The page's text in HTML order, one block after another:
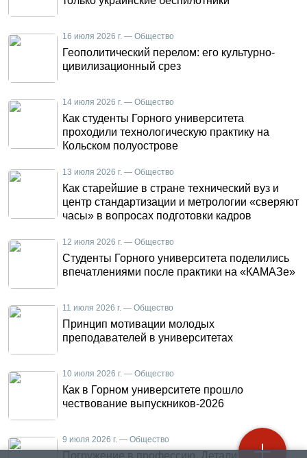
16 июля 2026 г. — Общество
Геополитический перелом: его культурно-
цивилизационный срез
14 июля 2026 г. — Общество
Как студенты Горного университета
проходили технологическую практику на
Кольском полуострове
13 июля 2026 г. — Общество
Как старейшие в стране технический вуз и
центр стандартизации и метрологии «сверяют
часы» в вопросах подготовки кадров
12 июля 2026 г. — Общество
Студенты Горного университета поделились
впечатлениями после практики на «КАМАЗе»
11 июля 2026 г. — Общество
Принцип мотивации молодых
преподавателей в университетах
10 июля 2026 г. — Общество
Как в Горном университете прошло
чествование выпускников-2026
9 июля 2026 г. — Общество
Погружение в профессию. Детали летней